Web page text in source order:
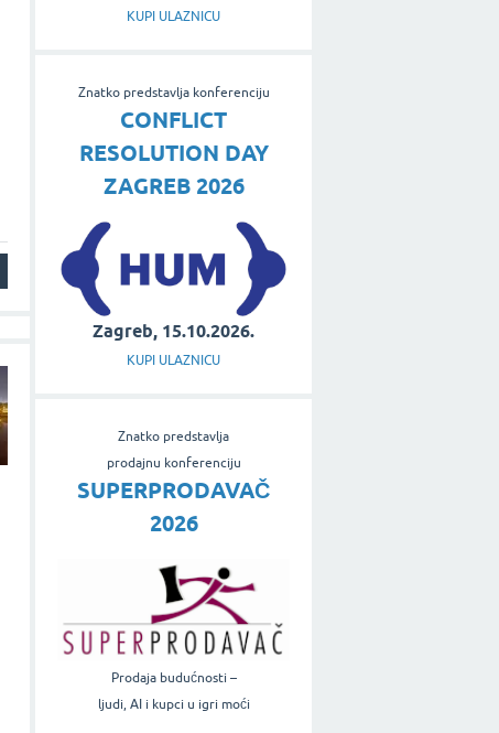
KUPI ULAZNICU
Znatko predstavlja konferenciju
CONFLICT
RESOLUTION DAY
ZAGREB 2026
Zagreb, 15.10.2026.
KUPI ULAZNICU
Znatko predstavlja
prodajnu konferenciju
SUPERPRODAVAČ
2026
Prodaja budućnosti –
ljudi, AI i kupci u igri moći